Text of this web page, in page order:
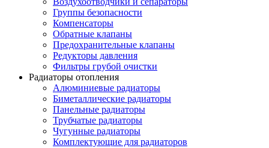
Группы безопасности
Компенсаторы
Обратные клапаны
Предохранительные клапаны
Редукторы давления
Фильтры грубой очистки
Радиаторы отопления
Алюминиевые радиаторы
Биметаллические радиаторы
Панельные радиаторы
Трубчатые радиаторы
Чугунные радиаторы
Комплектующие для радиаторов